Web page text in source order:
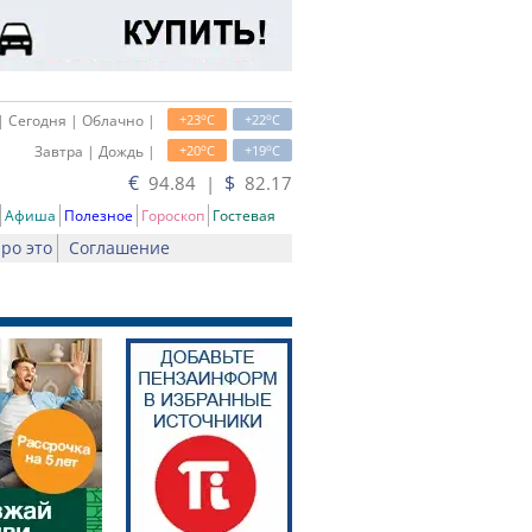
+22oC
+23oC
Сегодня | Облачно |
+19oC
+20oC
Завтра | Дождь |
€ 94.84 | $ 82.17
Афиша Полезное Гороскоп Гостевая
это Соглашение